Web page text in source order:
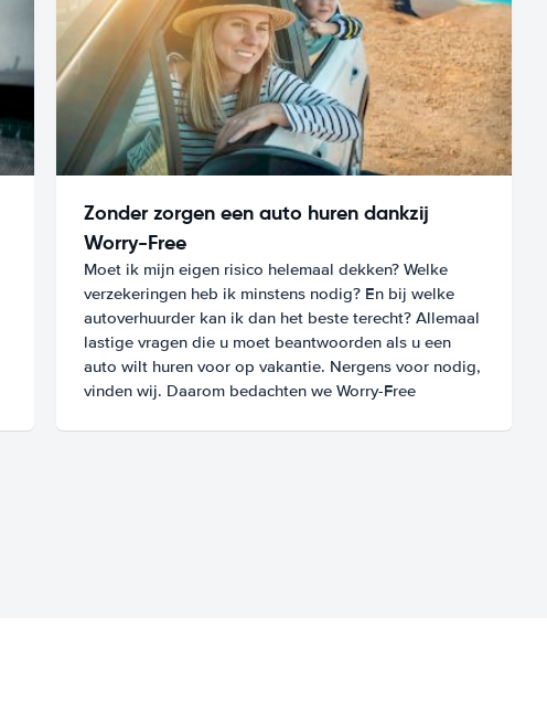
Zonder zorgen een auto huren dankzij
Worry-Free
Moet ik mijn eigen risico helemaal dekken? Welke
verzekeringen heb ik minstens nodig? En bij welke
autoverhuurder kan ik dan het beste terecht? Allemaal
lastige vragen die u moet beantwoorden als u een
auto wilt huren voor op vakantie. Nergens voor nodig,
vinden wij. Daarom bedachten we Worry-Free